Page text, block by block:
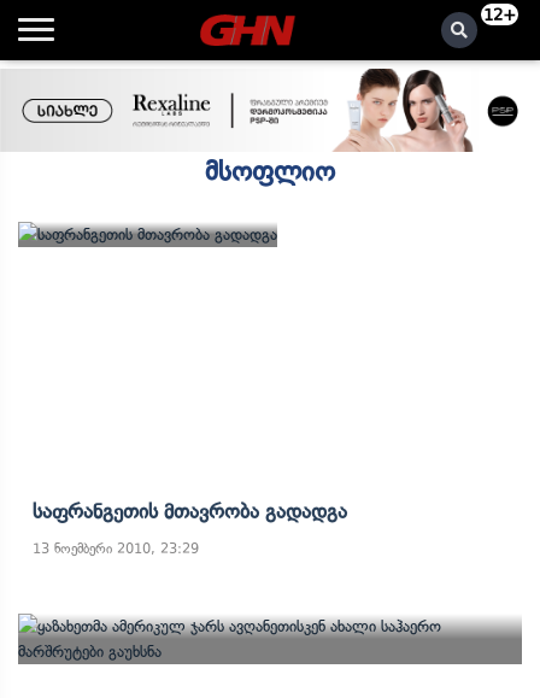
12+
მსოფლიო
Საფრანგეთის Მთავრობა Გადადგა
13 ნოემბერი 2010, 23:29